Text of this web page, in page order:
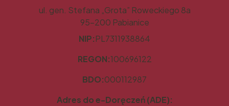
ul. gen. Stefana „Grota” Roweckiego 8a
95-200 Pabianice
NIP:PL7311938864
REGON:100696122
BDO:000112987
Adres do e-Doręczeń (ADE):